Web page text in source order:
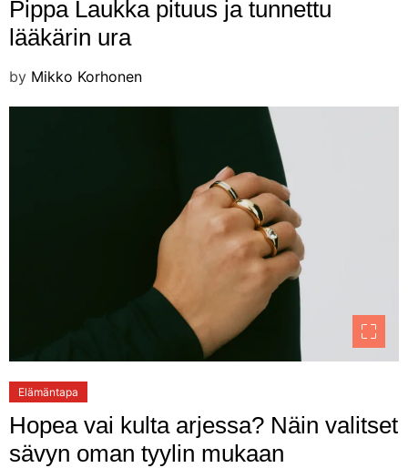
Pippa Laukka pituus ja tunnettu
lääkärin ura
by Mikko Korhonen
Elämäntapa
Hopea vai kulta arjessa? Näin valitset
sävyn oman tyylin mukaan